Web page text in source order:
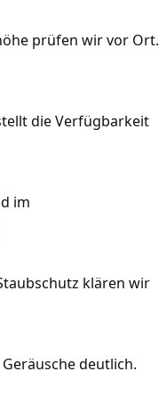
prüfen wir vor Ort.
die Verfügbarkeit
im
klären wir
deutlich.